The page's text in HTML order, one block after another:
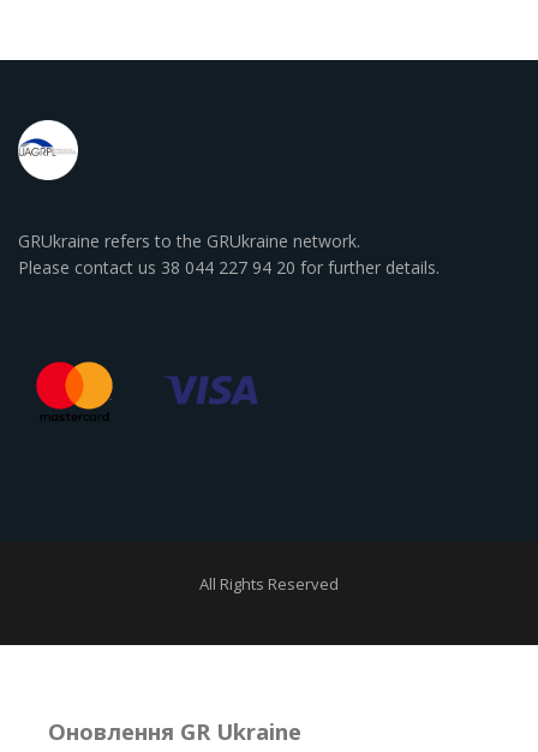
GRUkraine refers to the GRUkraine network.
Please contact us 38 044 227 94 20 for further details.
All Rights Reserved